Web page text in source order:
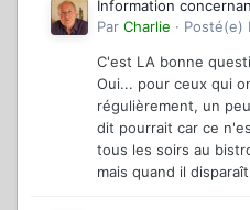
Information
Par Charlie · Posté(e)
C'est LA bonne
Oui... pour ceux qui
régulièrement, un
dit pourrait car ce
tous les soirs au
mais quand il